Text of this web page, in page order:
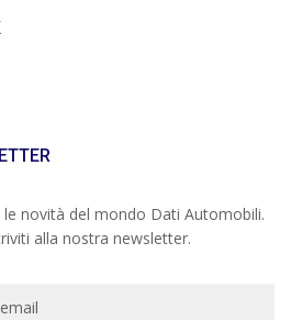
novità del mondo Dati Automobili.
alla nostra newsletter.